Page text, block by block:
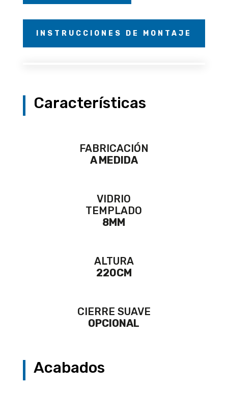
INSTRUCCIONES DE MONTAJE
Características
FABRICACIÓN
A MEDIDA
VIDRIO
TEMPLADO
8MM
ALTURA
220CM
CIERRE SUAVE
OPCIONAL
Acabados